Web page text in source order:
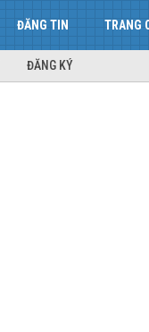
ĐĂNG TIN TRANG
ĐĂNG KÝ